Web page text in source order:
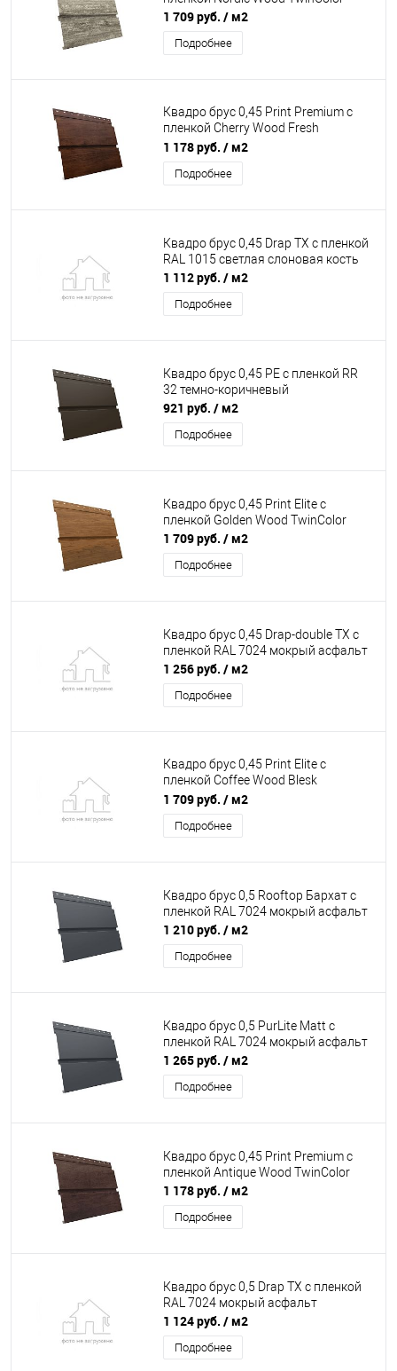
1 709 руб. / м2
Подробнее
Квадро брус 0,45 Print Premium с
пленкой Cherry Wood Fresh
TwinColor
1 178 руб. / м2
Подробнее
Квадро брус 0,45 Drap TX с пленкой
RAL 1015 светлая слоновая кость
1 112 руб. / м2
Подробнее
Квадро брус 0,45 PE с пленкой RR
32 темно-коричневый
921 руб. / м2
Подробнее
Квадро брус 0,45 Print Elite с
пленкой Golden Wood TwinColor
1 709 руб. / м2
Подробнее
Квадро брус 0,45 Drap-double TX с
пленкой RAL 7024 мокрый асфальт
1 256 руб. / м2
Подробнее
Квадро брус 0,45 Print Elite с
пленкой Coffee Wood Blesk
TwinColor
1 709 руб. / м2
Подробнее
Квадро брус 0,5 Rooftop Бархат с
пленкой RAL 7024 мокрый асфальт
1 210 руб. / м2
Подробнее
Квадро брус 0,5 PurLite Matt с
пленкой RAL 7024 мокрый асфальт
1 265 руб. / м2
Подробнее
Квадро брус 0,45 Print Premium с
пленкой Antique Wood TwinColor
1 178 руб. / м2
Подробнее
Квадро брус 0,5 Drap TX с пленкой
RAL 7024 мокрый асфальт
1 124 руб. / м2
Подробнее